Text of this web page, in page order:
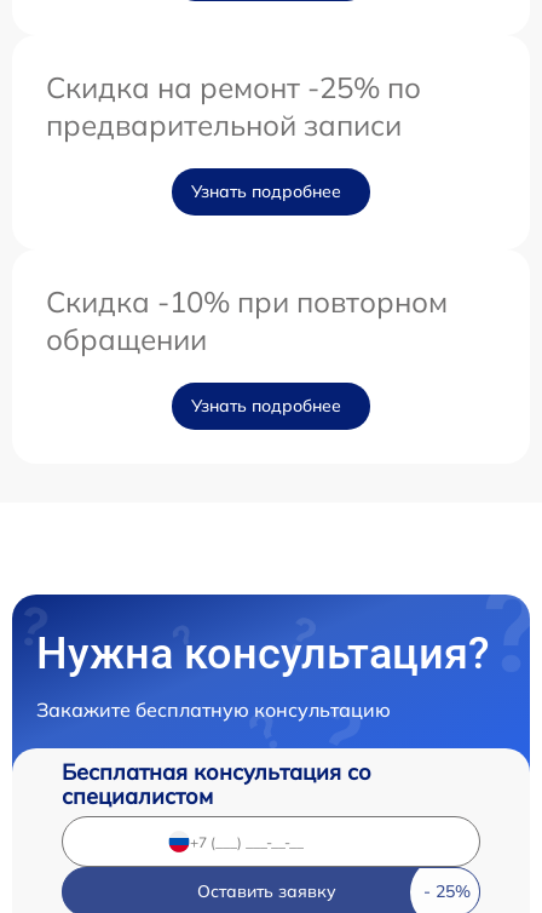
Скидка на ремонт -25% по
предварительной записи
Узнать подробнее
Скидка -10% при повторном
обращении
Узнать подробнее
Нужна консультация?
Закажите бесплатную консультацию
Бесплатная консультация со
специалистом
Оставить заявку